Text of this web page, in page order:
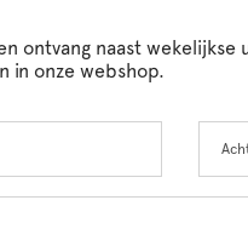
ontvang naast wekelijkse
in onze webshop.